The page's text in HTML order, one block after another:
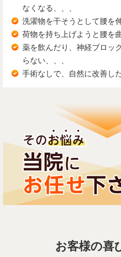
なくなる、、、
洗濯物を干そうとして腰を
荷物を持ち上げようと腰を
薬を飲んだり、神経ブロッ
らない、、、
手術なしで、自然に改善し
お客様の喜